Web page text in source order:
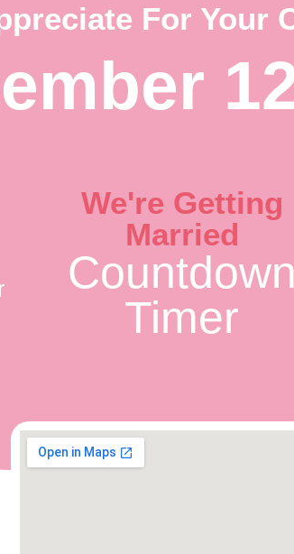
For Your
We're Getting
Married
Countdown
Timer